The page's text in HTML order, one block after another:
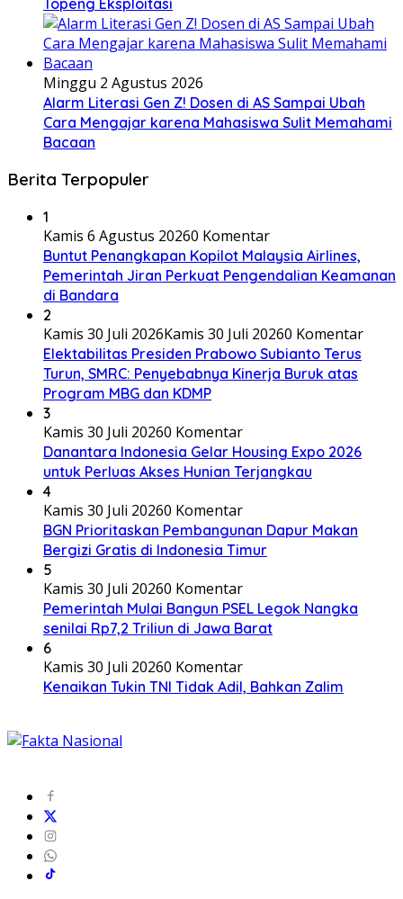
Minggu 2 Agustus 2026
Alarm Literasi Gen Z! Dosen di AS Sampai Ubah
Cara Mengajar karena Mahasiswa Sulit Memahami
Bacaan
Berita Terpopuler
1
Kamis 6 Agustus 20260 Komentar
Buntut Penangkapan Kopilot Malaysia Airlines,
Pemerintah Jiran Perkuat Pengendalian Keamanan
di Bandara
2
Kamis 30 Juli 2026Kamis 30 Juli 20260 Komentar
Elektabilitas Presiden Prabowo Subianto Terus
Turun, SMRC: Penyebabnya Kinerja Buruk atas
Program MBG dan KDMP
3
Kamis 30 Juli 20260 Komentar
Danantara Indonesia Gelar Housing Expo 2026
untuk Perluas Akses Hunian Terjangkau
4
Kamis 30 Juli 20260 Komentar
BGN Prioritaskan Pembangunan Dapur Makan
Bergizi Gratis di Indonesia Timur
5
Kamis 30 Juli 20260 Komentar
Pemerintah Mulai Bangun PSEL Legok Nangka
senilai Rp7,2 Triliun di Jawa Barat
6
Kamis 30 Juli 20260 Komentar
Kenaikan Tukin TNI Tidak Adil, Bahkan Zalim